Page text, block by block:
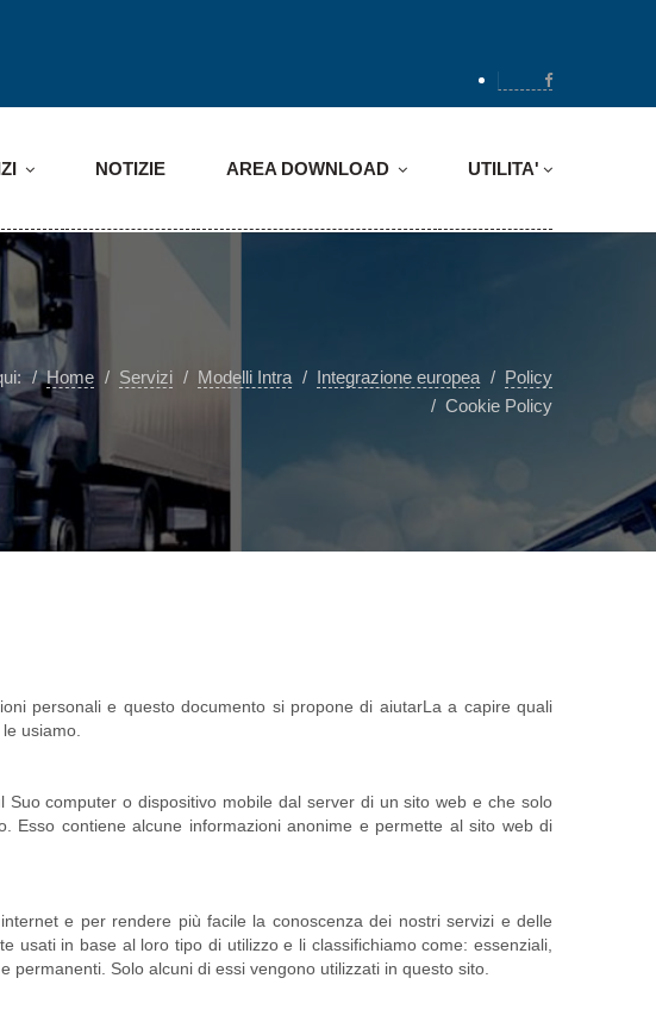
NOTIZIE AREA DOWNLOAD UTILITA'
Home Servizi Modelli Intra Integrazione europea
Policy
Cookie Policy
personali e questo documento si propone di aiutarLa a capire quali
usiamo.
computer o dispositivo mobile dal server di un sito web e che solo
contiene alcune informazioni anonime e permette al sito web di
e per rendere più facile la conoscenza dei nostri servizi e delle
usati in base al loro tipo di utilizzo e li classifichiamo come: essenziali,
Solo alcuni di essi vengono utilizzati in questo sito.